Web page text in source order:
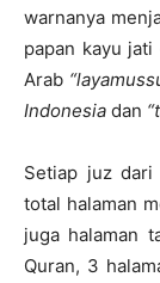
warnanya
papan kayu
Arab
Indonesia dan
Setiap juz
total halaman
juga halaman
Quran, 3